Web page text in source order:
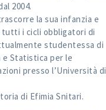
2004.
la sua infanzia e
i cicli obbligatori di
studentessa di
e Statistica per le
presso l’Università di
di Efimia Snitari.